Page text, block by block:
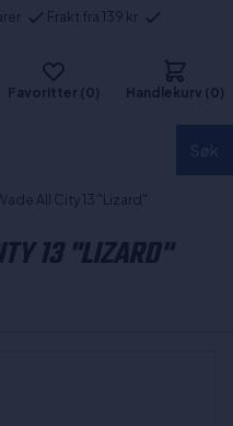
Frakt fra 139 kr
Favoritter (0) Handlekurv (0)
All City 13 "Lizard"
13 "LIZARD"